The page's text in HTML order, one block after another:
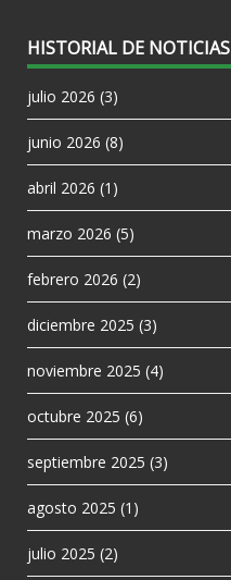
HISTORIAL DE NOTICIAS
julio 2026 (3)
junio 2026 (8)
abril 2026 (1)
marzo 2026 (5)
febrero 2026 (2)
diciembre 2025 (3)
noviembre 2025 (4)
octubre 2025 (6)
septiembre 2025 (3)
agosto 2025 (1)
julio 2025 (2)